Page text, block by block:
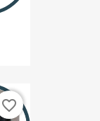
favorite_border